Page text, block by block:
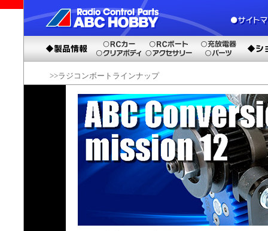
>>ラジコンボートラインナップ